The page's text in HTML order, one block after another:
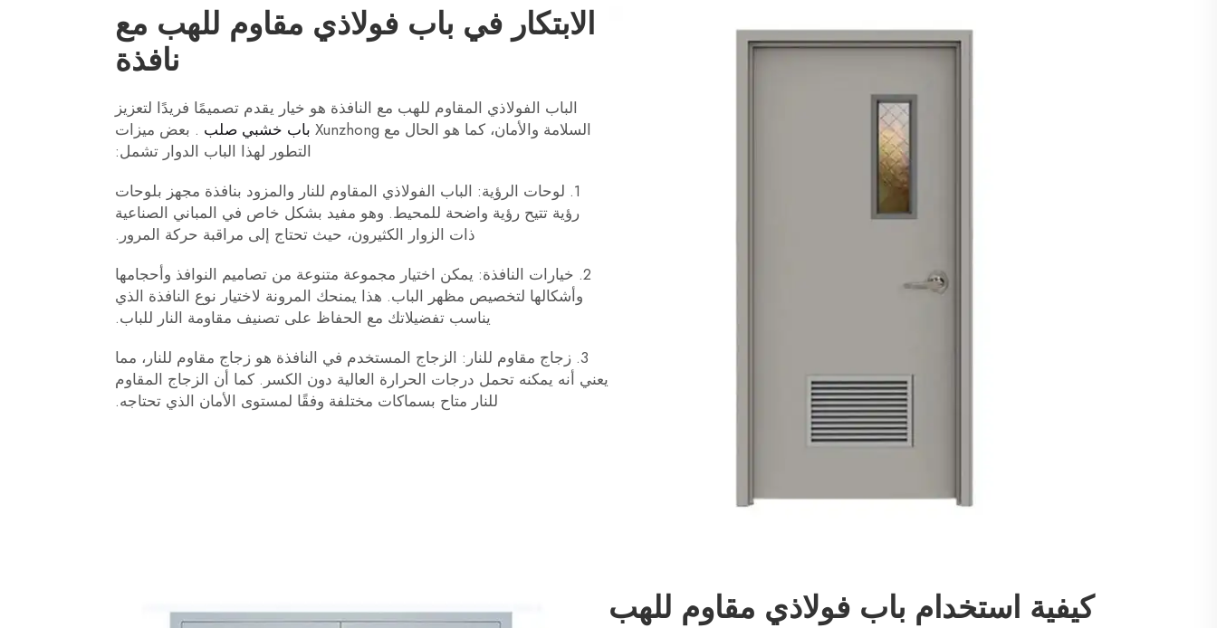
الابتكار في باب فولاذي مقاوم للهب مع
نافذة
الباب الفولاذي المقاوم للهب مع النافذة هو خيار يقدم تصميمًا فريدًا لتعزيز
السلامة والأمان، كما هو الحال مع Xunzhong
باب خشبي صلب . بعض ميزات
التطور لهذا الباب الدوار تشمل:
1. لوحات الرؤية: الباب الفولاذي المقاوم للنار والمزود بنافذة مجهز بلوحات
رؤية تتيح رؤية واضحة للمحيط. وهو مفيد بشكل خاص في المباني الصناعية
ذات الزوار الكثيرون، حيث تحتاج إلى مراقبة حركة المرور.
2. خيارات النافذة: يمكن اختيار مجموعة متنوعة من تصاميم النوافذ وأحجامها
وأشكالها لتخصيص مظهر الباب. هذا يمنحك المرونة لاختيار نوع النافذة الذي
يناسب تفضيلاتك مع الحفاظ على تصنيف مقاومة النار للباب.
3. زجاج مقاوم للنار: الزجاج المستخدم في النافذة هو زجاج مقاوم للنار، مما
يعني أنه يمكنه تحمل درجات الحرارة العالية دون الكسر. كما أن الزجاج المقاوم
للنار متاح بسماكات مختلفة وفقًا لمستوى الأمان الذي تحتاجه.
كيفية استخدام باب فولاذي مقاوم للهب